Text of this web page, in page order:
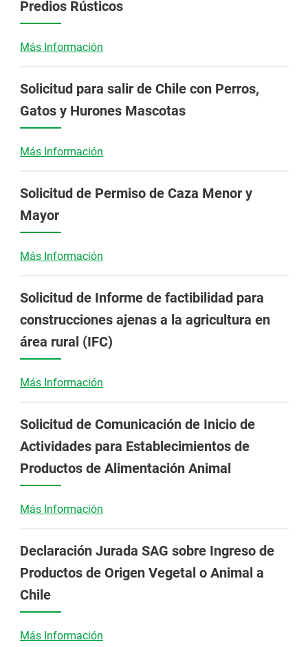
Predios Rústicos
Más Información
Solicitud para salir de Chile con Perros,
Gatos y Hurones Mascotas
Más Información
Solicitud de Permiso de Caza Menor y
Mayor
Más Información
Solicitud de Informe de factibilidad para
construcciones ajenas a la agricultura en
área rural (IFC)
Más Información
Solicitud de Comunicación de Inicio de
Actividades para Establecimientos de
Productos de Alimentación Animal
Más Información
Declaración Jurada SAG sobre Ingreso de
Productos de Origen Vegetal o Animal a
Chile
Más Información